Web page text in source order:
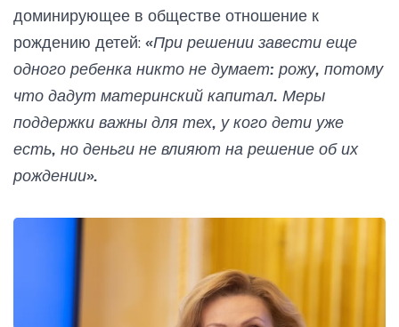
доминирующее в обществе отношение к
рождению детей: «При решении завести еще
одного ребенка никто не думает: рожу, потому
что дадут материнский капитал. Меры
поддержки важны для тех, у кого дети уже
есть, но деньги не влияют на решение об их
рождении».